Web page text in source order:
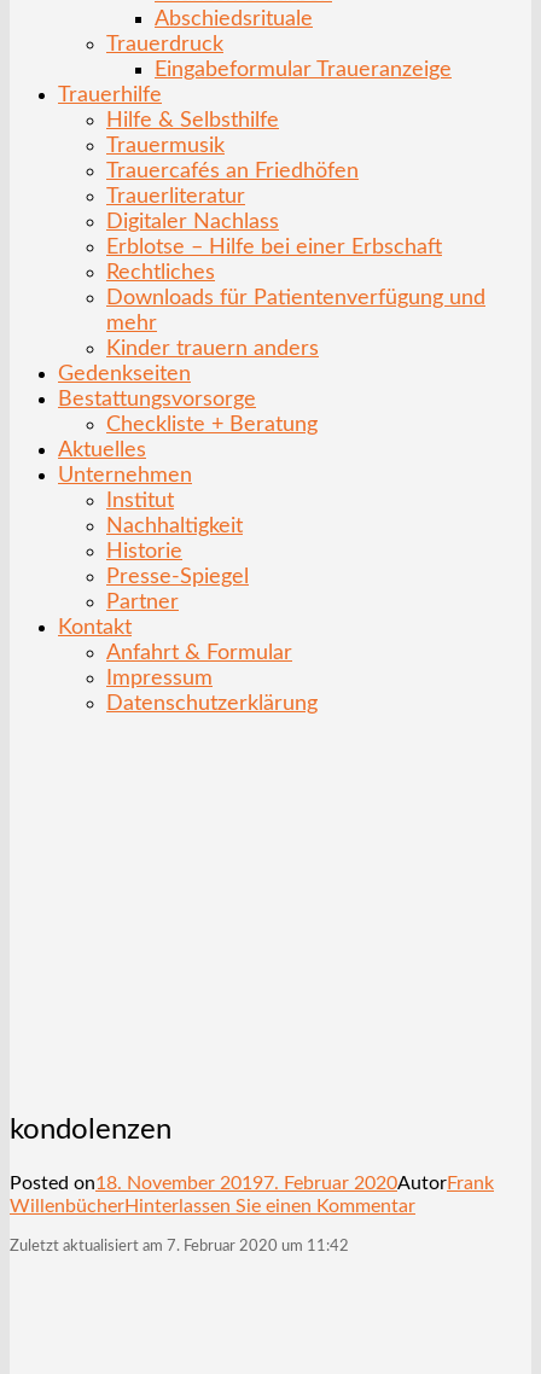
Abschiedsrituale
Trauerdruck
Eingabeformular Traueranzeige
Trauerhilfe
Hilfe & Selbsthilfe
Trauermusik
Trauercafés an Friedhöfen
Trauerliteratur
Digitaler Nachlass
Erblotse – Hilfe bei einer Erbschaft
Rechtliches
Downloads für Patientenverfügung und
mehr
Kinder trauern anders
Gedenkseiten
Bestattungsvorsorge
Checkliste + Beratung
Aktuelles
Unternehmen
Institut
Nachhaltigkeit
Historie
Presse-Spiegel
Partner
Kontakt
Anfahrt & Formular
Impressum
Datenschutzerklärung
kondolenzen
Posted on18. November 20197. Februar 2020AutorFrank
WillenbücherHinterlassen Sie einen Kommentar
Zuletzt aktualisiert am 7. Februar 2020 um 11:42